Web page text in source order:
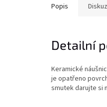
Popis
Detailní
Keramické
je opatřeno
smutek darujte si